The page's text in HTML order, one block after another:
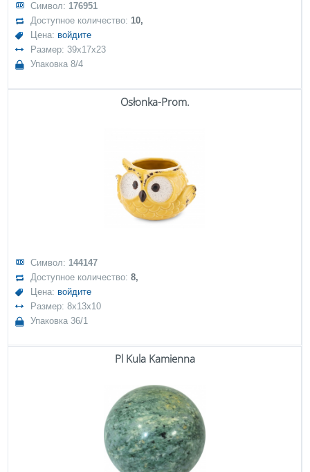
Символ: 176951
Доступное количество:10,
Цена: войдите
Размер: 39x17x23
Упаковка 8/4
Osłonka-Prom.
Символ: 144147
Доступное количество:8,
Цена: войдите
Размер: 8x13x10
Упаковка 36/1
Pl Kula Kamienna